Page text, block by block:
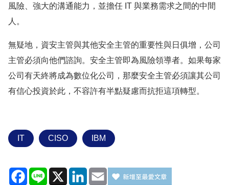
風險、強大的溝通能力，並擔任 IT 與業務需求之間的中間
人。
無疑地，資安主管與其他安全主管的重要性與日俱增，公司
主管必須向他們諮詢。安全主管即為風險領導者。如果每家
公司有天終將成為數位化公司，那麼安全主管必須讓其公司
有信心投資於此，不容許有半點疑慮而抗拒這項轉型。
IT CISO IBM
Facebook
Line X LinkedIn
Email